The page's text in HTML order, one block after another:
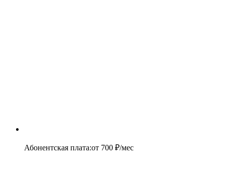
Абонентская плата:от 700 ₽/мес